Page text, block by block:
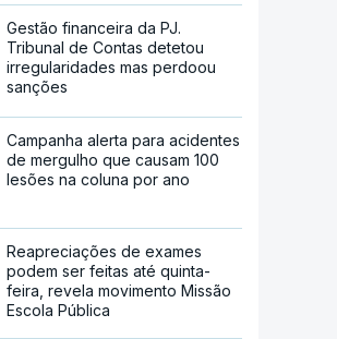
Gestão financeira da PJ.
Tribunal de Contas detetou
irregularidades mas perdoou
sanções
Campanha alerta para acidentes
de mergulho que causam 100
lesões na coluna por ano
Reapreciações de exames
podem ser feitas até quinta-
feira, revela movimento Missão
Escola Pública